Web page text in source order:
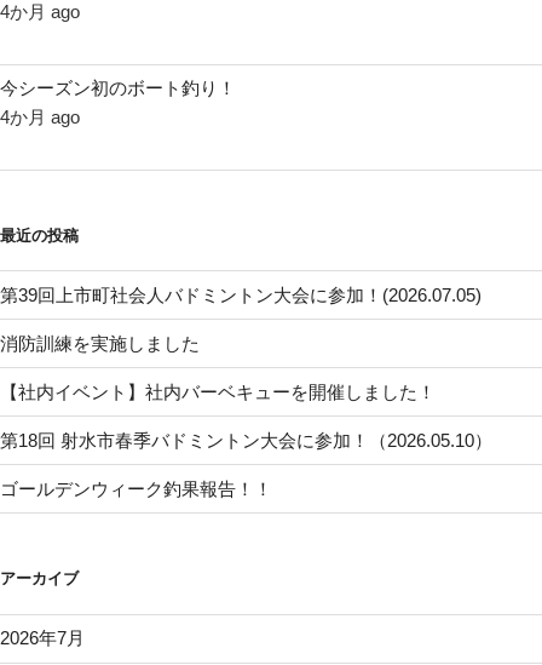
4か月 ago
今シーズン初のボート釣り！
4か月 ago
最近の投稿
第39回上市町社会人バドミントン大会に参加！(2026.07.05)
消防訓練を実施しました
【社内イベント】社内バーベキューを開催しました！
第18回 射水市春季バドミントン大会に参加！（2026.05.10）
ゴールデンウィーク釣果報告！！
アーカイブ
2026年7月